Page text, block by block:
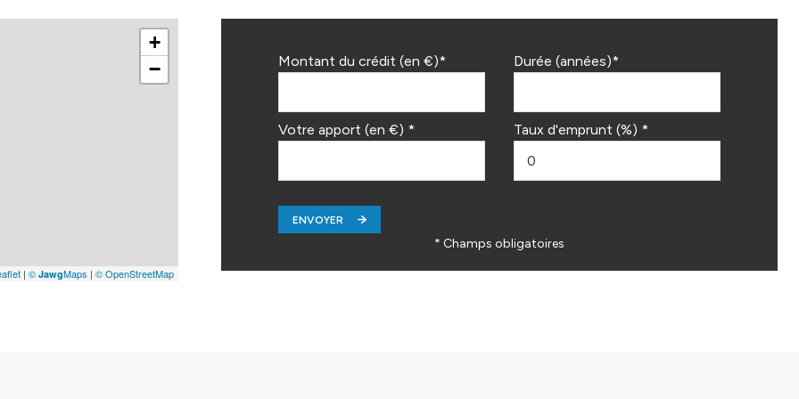
+
−
| © JawgMaps | © OpenStreetMap
Montant du crédit (en €)* Durée (années)*
Votre apport (en €) * Taux d'emprunt (%) *
ENVOYER
* Champs obligatoires